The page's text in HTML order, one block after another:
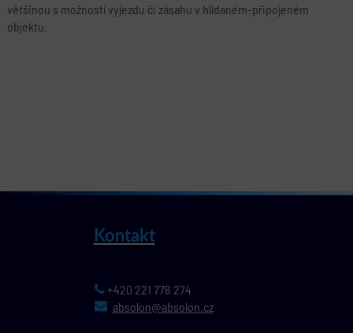
většinou s možností vyjezdu či zásahu v hlídaném-připojeném
objektu.
Kontakt
+420 221 778 274
absolon@absolon.cz